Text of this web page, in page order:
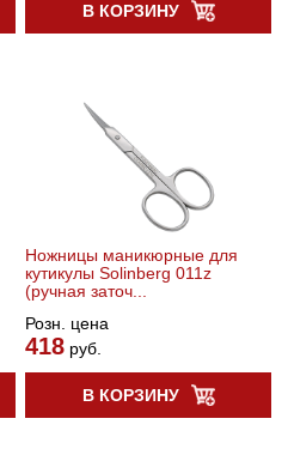
В КОРЗИНУ
Ножницы маникюрные для
кутикулы Solinberg 011z
(ручная заточ...
Розн. цена
418 руб.
В КОРЗИНУ